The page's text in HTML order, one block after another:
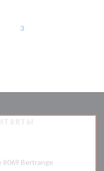
3
8069 Bertrange